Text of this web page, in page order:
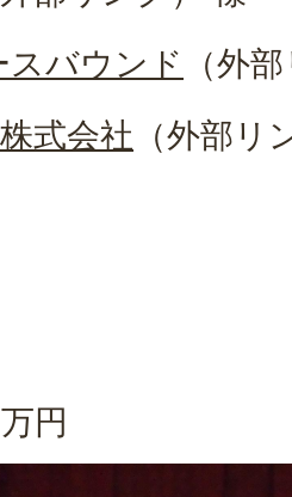
バウンド
（外
式会社 （外部リ
円